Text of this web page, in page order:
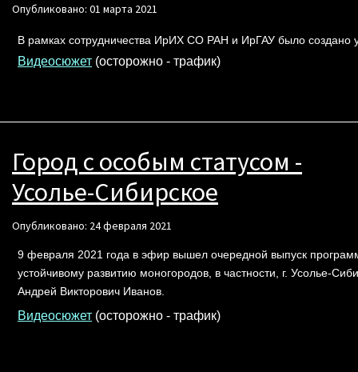
Опубликовано: 01 марта 2021
В рамках сотрудничества ИрИХ СО РАН и ИрГАУ было создано
Видеосюжет (осторожно - трафик)
Город с особым статусом -
Усолье-Сибирское
Опубликовано: 24 февраля 2021
9 февраля 2021 года в эфир вышел очередной выпуск
устойчивому развитию моногородов, в частности, г. Усолье-
Андрей Викторович Иванов.
Видеосюжет (осторожно - трафик)